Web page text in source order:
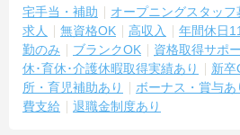
宅手当・補助
オープニングスタッフ
求人
無資格OK 高収入 年間休日
勤のみ
ブランクOK 資格取得サポ
休･育休･介護休暇取得実績あり
新卒
所・育児補助あり
ボーナス・賞与あ
費支給
退職金制度あり